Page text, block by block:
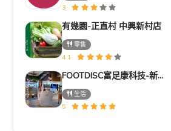
3
有幾園-正直村 中興新村店
零售
4.1
FOOTDISC富足康科技-新光三越-西門店
生活
5